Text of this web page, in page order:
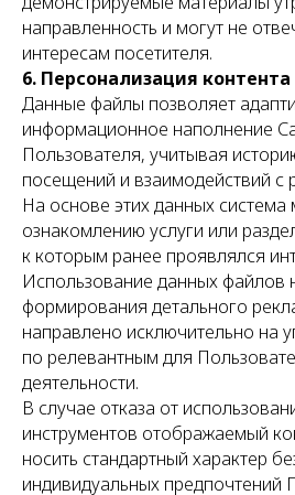
направленность и могут не
интересам посетителя.
6. Персонализация контента
Данные файлы позволяет
информационное наполнение
Пользователя, учитывая
посещений и взаимодействий с
На основе этих данных система
ознакомлению услуги или
к которым ранее проявлялся
Использование данных файлов
формирования детального
направлено исключительно на
по релевантным для
деятельности.
В случае отказа от
инструментов отображаемый
носить стандартный характер
индивидуальных предпочтений